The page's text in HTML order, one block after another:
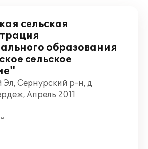
сельская
образования
сельское
Эл, Сернурский р-н, д
Апрель 2011